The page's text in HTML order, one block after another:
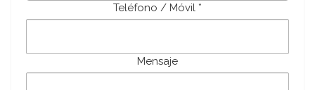
Teléfono / Móvil *
Mensaje